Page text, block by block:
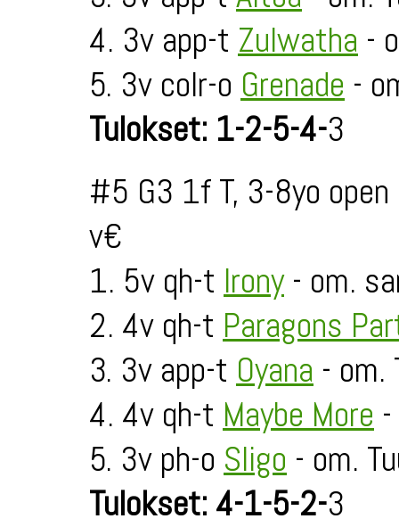
4. 3v app-t Zulwatha -
5. 3v colr-o Grenade -
Tulokset: 1-2-5-4-3
#5 G3 1f T, 3-8yo
v€
1. 5v qh-t Irony- om.
2. 4v qh-t Paragons
3. 3v app-t Oyana - om.
4. 4v qh-t Maybe More
5. 3v ph-o Sligo - om.
Tulokset: 4-1-5-2-3